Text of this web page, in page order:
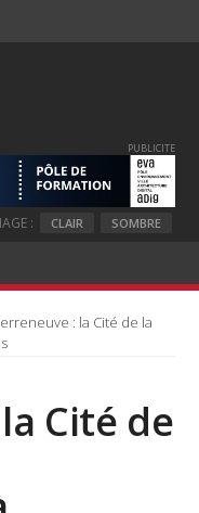
PUBLICITE
: CLAIR SOMBRE
: la Cité de la
Cité de